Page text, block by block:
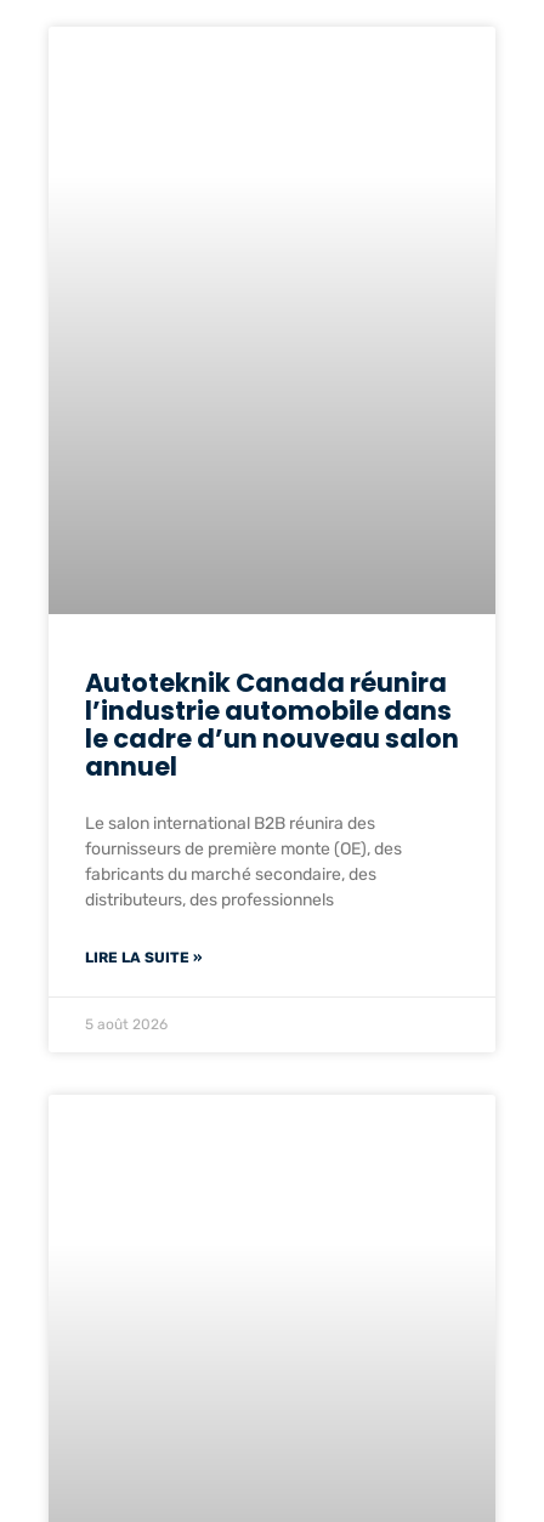
Autoteknik Canada réunira
l’industrie automobile dans
le cadre d’un nouveau salon
annuel
Le salon international B2B réunira des
fournisseurs de première monte (OE), des
fabricants du marché secondaire, des
distributeurs, des professionnels
LIRE LA SUITE »
5 août 2026